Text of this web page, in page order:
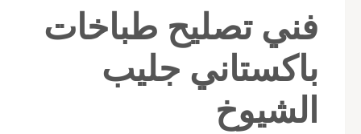
فني تصليح طباخات
باكستاني جليب
الشيوخ